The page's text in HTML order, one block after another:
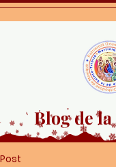
Blog de
Post